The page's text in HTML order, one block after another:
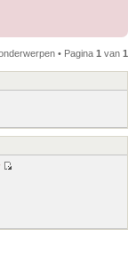
• Pagina 1 van 1